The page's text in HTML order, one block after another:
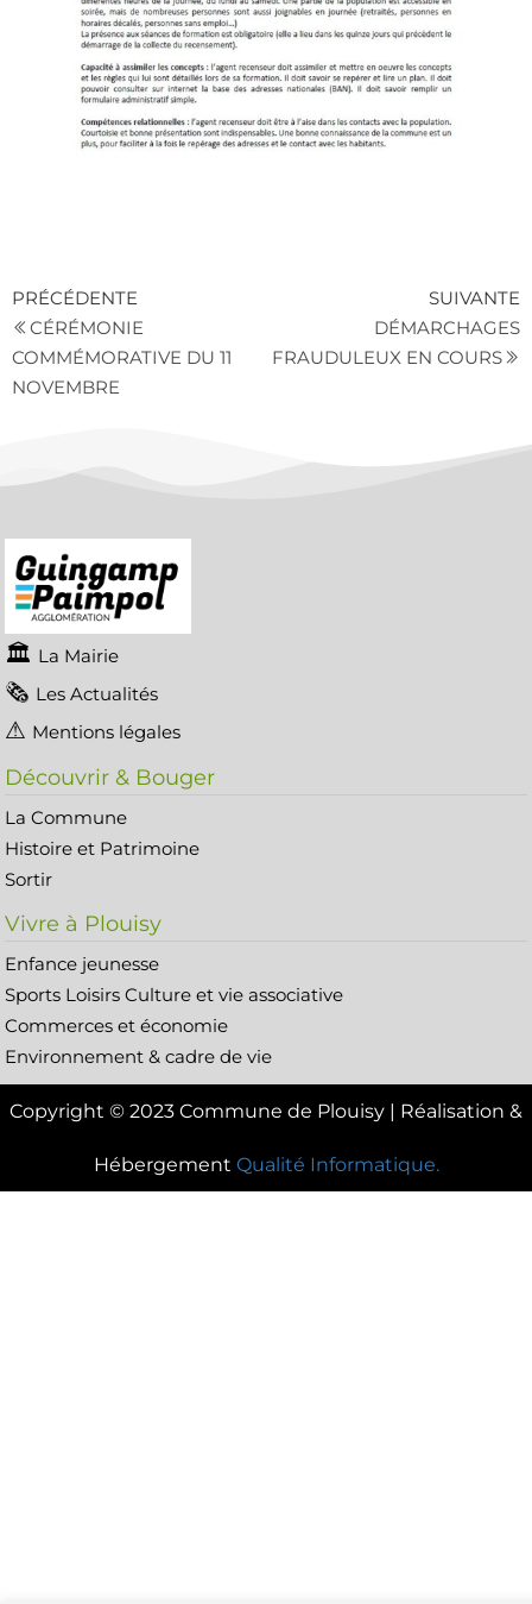
PRÉCÉDENTE
CÉRÉMONIE
COMMÉMORATIVE DU 11
NOVEMBRE
SUIVANTE
DÉMARCHAGES
FRAUDULEUX EN COURS
La Mairie
Les Actualités
Mentions légales
Découvrir & Bouger
La Commune
Histoire et Patrimoine
Sortir
Vivre à Plouisy
Enfance jeunesse
Sports Loisirs Culture et vie associative
Commerces et économie
Environnement & cadre de vie
Copyright © 2023 Commune de Plouisy | Réalisation &
Hébergement Qualité Informatique.